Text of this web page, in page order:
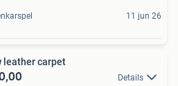
11 jun 26
leather carpet
Details